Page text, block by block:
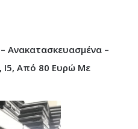
Ανακατασκευασμένα –
I5, Από 80 Ευρώ Με